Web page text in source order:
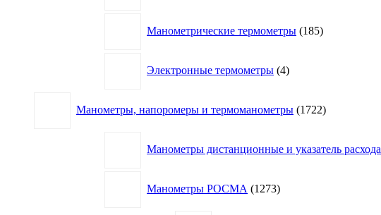
Манометрические термометры 185товаров
Электронные термометры 4товара
Манометры, напоромеры и термоманометры 1722товара
Манометры дистанционные и указатель расхода
Манометры РОСМА 1273товара